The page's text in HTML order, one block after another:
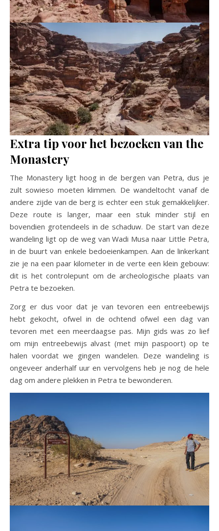
Extra tip voor het bezoeken van the
Monastery
The Monastery ligt hoog in de bergen van Petra, dus je
zult sowieso moeten klimmen. De wandeltocht vanaf de
andere zijde van de berg is echter een stuk gemakkelijker.
Deze route is langer, maar een stuk minder stijl en
bovendien grotendeels in de schaduw. De start van deze
wandeling ligt op de weg van Wadi Musa naar Little Petra,
in de buurt van enkele bedoeienkampen. Aan de linkerkant
zie je na een paar kilometer in de verte een klein gebouw:
dit is het controlepunt om de archeologische plaats van
Petra te bezoeken.
Zorg er dus voor dat je van tevoren een entreebewijs
hebt gekocht, ofwel in de ochtend ofwel een dag van
tevoren met een meerdaagse pas. Mijn gids was zo lief
om mijn entreebewijs alvast (met mijn paspoort) op te
halen voordat we gingen wandelen. Deze wandeling is
ongeveer anderhalf uur en vervolgens heb je nog de hele
dag om andere plekken in Petra te bewonderen.